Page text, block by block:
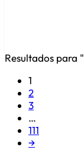
Resultados para "
1
2
3
…
111
→